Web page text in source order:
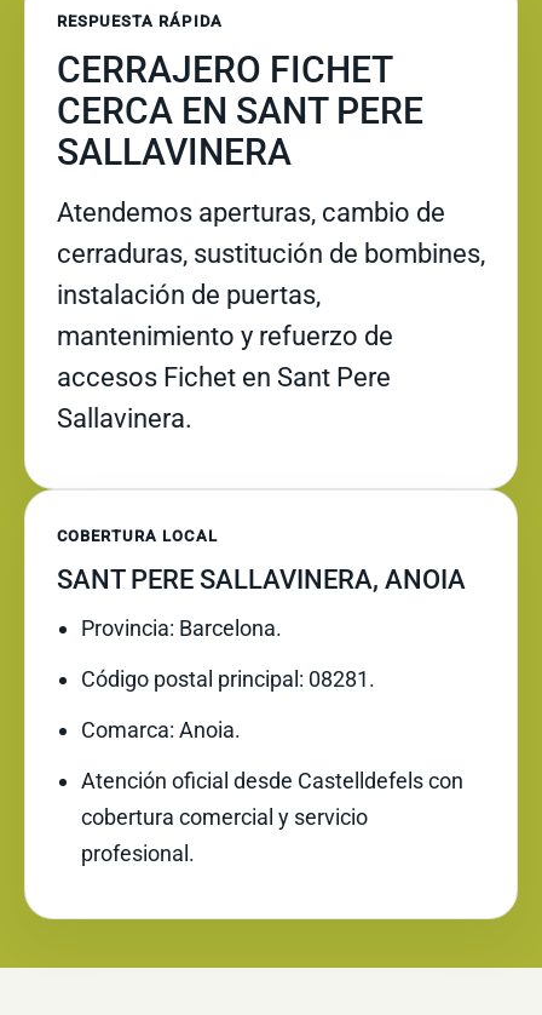
RESPUESTA RÁPIDA
CERRAJERO FICHET
CERCA EN SANT PERE
SALLAVINERA
Atendemos aperturas, cambio de
cerraduras, sustitución de bombines,
instalación de puertas,
mantenimiento y refuerzo de
accesos Fichet en Sant Pere
Sallavinera.
COBERTURA LOCAL
SANT PERE SALLAVINERA, ANOIA
Provincia: Barcelona.
Código postal principal: 08281.
Comarca: Anoia.
Atención oficial desde Castelldefels con
cobertura comercial y servicio
profesional.